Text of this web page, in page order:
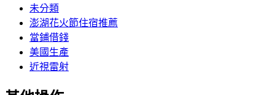
未分類
澎湖花火節住宿推薦
當鋪借錢
美國生產
近視雷射